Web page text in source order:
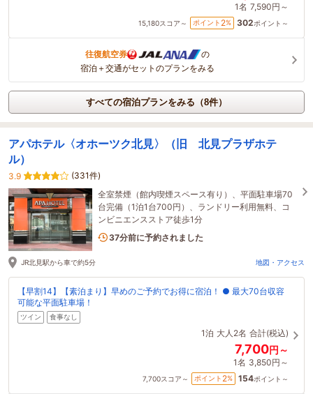
1名 7,590円～
15,180スコア～ ポイント 2% 302ポイント～
往復航空券
の
宿泊＋交通がセットのプランをみる
すべての宿泊プランをみる（8件）
アパホテル〈オホーツク北見〉（旧 北見プラザホテ
ル）
3.9
(331件)
全室禁煙（館内喫煙スペース有り）、平面駐車場70
台完備（1泊1台700円）、ランドリー利用無料、コ
ンビニエンスストア徒歩1分
1名がこの宿を見ています
JR北見駅から車で約5分 地図・アクセス
【早割14】【素泊まり】早めのご予約でお得に宿泊！ ● 最大70台収容
可能な平面駐車場！
ツイン 食事なし
1泊 大人2名 合計(税込)
7,700円～
1名 3,850円～
7,700スコア～ ポイント 2% 154ポイント～